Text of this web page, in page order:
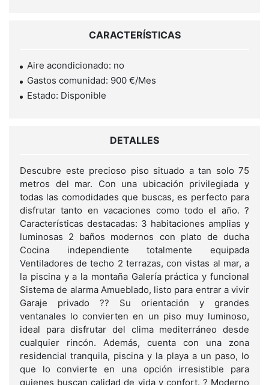
CARACTERÍSTICAS
Aire acondicionado: no
Gastos comunidad: 900 €/Mes
Estado: Disponible
DETALLES
Descubre este precioso piso situado a tan solo 75
metros del mar. Con una ubicación privilegiada y
todas las comodidades que buscas, es perfecto para
disfrutar tanto en vacaciones como todo el año. ?
Características destacadas: 3 habitaciones amplias y
luminosas 2 baños modernos con plato de ducha
Cocina independiente totalmente equipada
Ventiladores de techo 2 terrazas, con vistas al mar, a
la piscina y a la montaña Galería práctica y funcional
Sistema de alarma Amueblado, listo para entrar a vivir
Garaje privado ?? Su orientación y grandes
ventanales lo convierten en un piso muy luminoso,
ideal para disfrutar del clima mediterráneo desde
cualquier rincón. Además, cuenta con una zona
residencial tranquila, piscina y la playa a un paso, lo
que lo convierte en una opción irresistible para
quienes buscan calidad de vida y confort. ? Moderno